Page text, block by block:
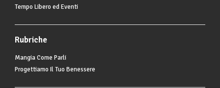
Tempo Libero ed Eventi
Rubriche
Mangia Come Parli
Progettiamo Il Tuo Benessere